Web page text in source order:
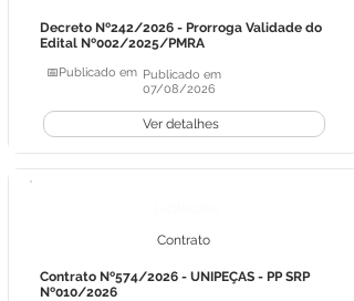
Decreto Nº242/2026 - Prorroga Validade do
Edital Nº002/2025/PMRA
📅Publicado em Publicado em
07/08/2026
Ver detalhes
Contrato
Contrato Nº574/2026 - UNIPEÇAS - PP SRP
Nº010/2026